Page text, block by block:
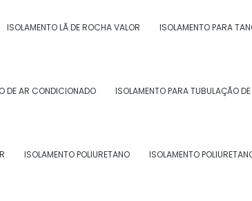
ISOLAMENTO LÃ DE ROCHA VALOR ISOLAMENTO PARA
DE AR CONDICIONADO ISOLAMENTO PARA TUBULAÇÃO
ISOLAMENTO POLIURETANO ISOLAMENTO